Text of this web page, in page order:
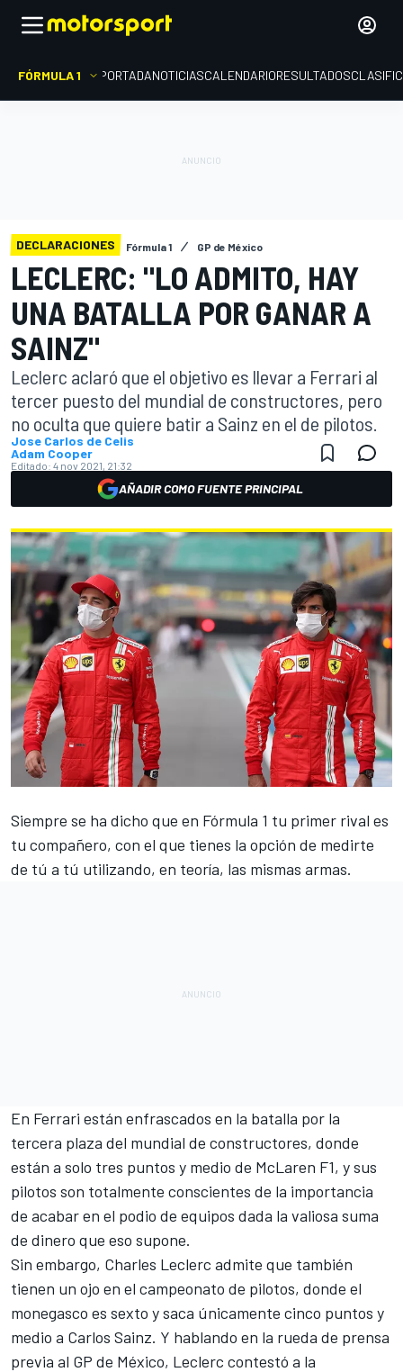
FÓRMULA 1 PORTADANOTICIASCALENDARIORESULTADOS
DECLARACIONES Fórmula 1 GP de México
LECLERC: "LO ADMITO, HAY
UNA BATALLA POR GANAR A
SAINZ"
Leclerc aclaró que el objetivo es llevar a Ferrari al
tercer puesto del mundial de constructores, pero
no oculta que quiere batir a Sainz en el de pilotos.
Jose Carlos de Celis
Adam Cooper
Editado: 4 nov 2021, 21:32
AÑADIR COMO FUENTE PRINCIPAL
Siempre se ha dicho que en Fórmula 1 tu primer rival es
tu compañero, con el que tienes la opción de medirte
de tú a tú utilizando, en teoría, las mismas armas.
En Ferrari están enfrascados en la batalla por la
tercera plaza del mundial de constructores, donde
están a solo tres puntos y medio de McLaren F1, y sus
pilotos son totalmente conscientes de la importancia
de acabar en el podio de equipos dada la valiosa suma
de dinero que eso supone.
Sin embargo, Charles Leclerc admite que también
tienen un ojo en el campeonato de pilotos, donde el
monegasco es sexto y saca únicamente cinco puntos y
medio a Carlos Sainz. Y hablando en la rueda de prensa
previa al GP de México, Leclerc contestó a la